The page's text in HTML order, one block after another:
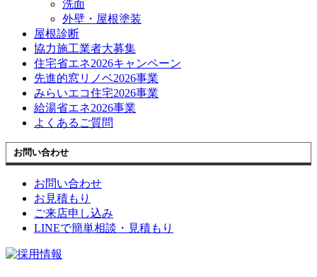
洗面
外壁・屋根塗装
屋根診断
協力施工業者大募集
住宅省エネ2026キャンペーン
先進的窓リノベ2026事業
みらいエコ住宅2026事業
給湯省エネ2026事業
よくあるご質問
お問い合わせ
お問い合わせ
お見積もり
ご来店申し込み
LINEで簡単相談・見積もり